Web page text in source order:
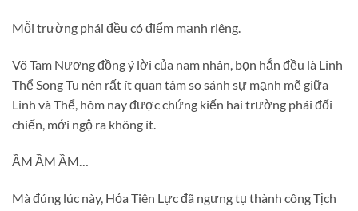
Mỗi trường phái đều có điểm mạnh riêng.
Võ Tam Nương đồng ý lời của nam nhân, bọn hắn đều là Linh
Thể Song Tu nên rất ít quan tâm so sánh sự mạnh mẽ giữa
Linh và Thể, hôm nay được chứng kiến hai trường phái đối
chiến, mới ngộ ra không ít.
ẦM ẦM ẦM…
Mà đúng lúc này, Hỏa Tiên Lực đã ngưng tụ thành công Tịch